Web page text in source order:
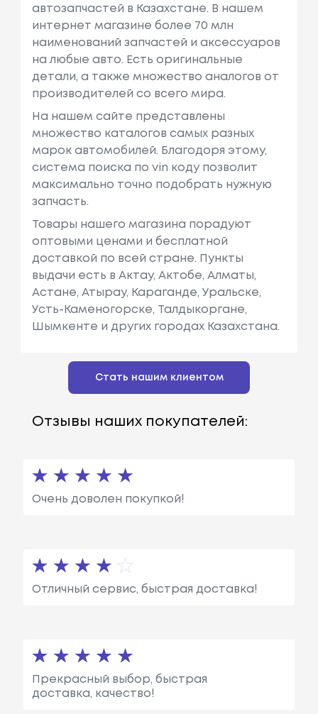
автозапчастей в Казахстане. В нашем
интернет магазине более 70 млн
наименований запчастей и аксессуаров
на любые авто. Есть оригинальные
детали, а также множество аналогов от
производителей со всего мира.
На нашем сайте представлены
множество каталогов самых разных
марок автомобилей. Благодоря этому,
система поиска по vin коду позволит
максимально точно подобрать нужную
запчасть.
Товары нашего магазина порадуют
оптовыми ценами и бесплатной
доставкой по всей стране. Пункты
выдачи есть в Актау, Актобе, Алматы,
Астане, Атырау, Караганде, Уральске,
Усть-Каменогорске, Талдыкоргане,
Шымкенте и других городах Казахстана.
Стать нашим клиентом
Отзывы наших покупателей:
Очень доволен покупкой!
Отличный сервис, быстрая доставка!
Прекрасный выбор, быстрая
доставка, качество!